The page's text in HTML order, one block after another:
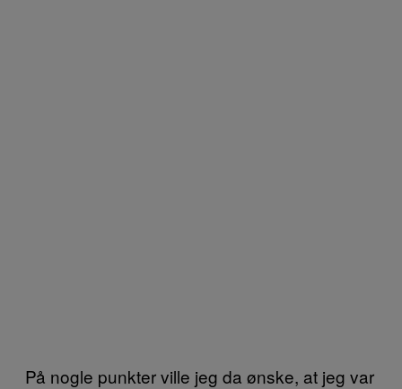
På nogle punkter ville jeg da ønske, at jeg var